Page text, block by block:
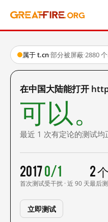
属于 t.cn·部分被屏蔽·2880
在中国大陆能打开
可以。
最近 1 次有定论的测试均
2017
首次测试
0/1
受干扰 · 近 90 天
2
最后
立即测试